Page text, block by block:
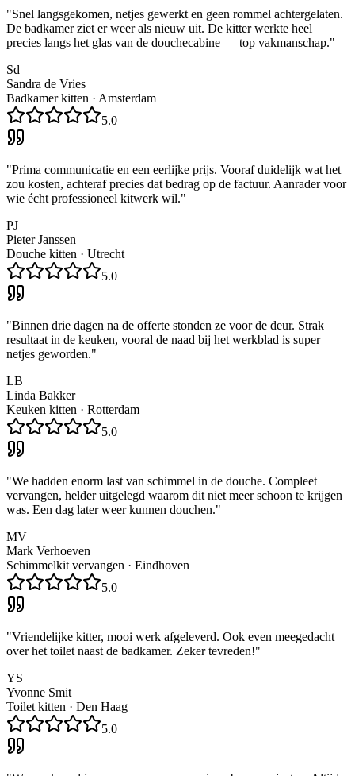
"Snel langsgekomen, netjes gewerkt en geen rommel achtergelaten.
De badkamer ziet er weer als nieuw uit. De kitter werkte heel
precies langs het glas van de douchecabine — top vakmanschap."
Sd
Sandra de Vries
Badkamer kitten · Amsterdam
5.0
"Prima communicatie en een eerlijke prijs. Vooraf duidelijk wat het
zou kosten, achteraf precies dat bedrag op de factuur. Aanrader voor
wie écht professioneel kitwerk wil."
PJ
Pieter Janssen
Douche kitten · Utrecht
5.0
"Binnen drie dagen na de offerte stonden ze voor de deur. Strak
resultaat in de keuken, vooral de naad bij het werkblad is super
netjes geworden."
LB
Linda Bakker
Keuken kitten · Rotterdam
5.0
"We hadden enorm last van schimmel in de douche. Compleet
vervangen, helder uitgelegd waarom dit niet meer schoon te krijgen
was. Een dag later weer kunnen douchen."
MV
Mark Verhoeven
Schimmelkit vervangen · Eindhoven
5.0
"Vriendelijke kitter, mooi werk afgeleverd. Ook even meegedacht
over het toilet naast de badkamer. Zeker tevreden!"
YS
Yvonne Smit
Toilet kitten · Den Haag
5.0